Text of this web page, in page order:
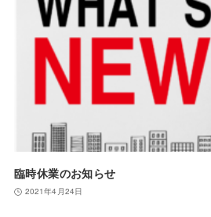
臨時休業のお知らせ
2021年4月24日